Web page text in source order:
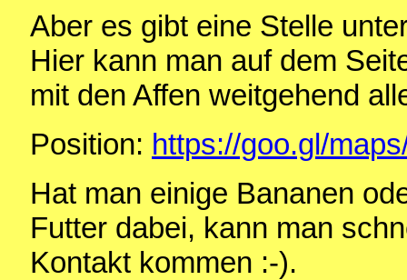
Aber es gibt eine Stelle
Hier kann man auf dem
mit den Affen weitgehend
Position: https://goo.gl/
Hat man einige Bananen
Futter dabei, kann man
Kontakt kommen :-).